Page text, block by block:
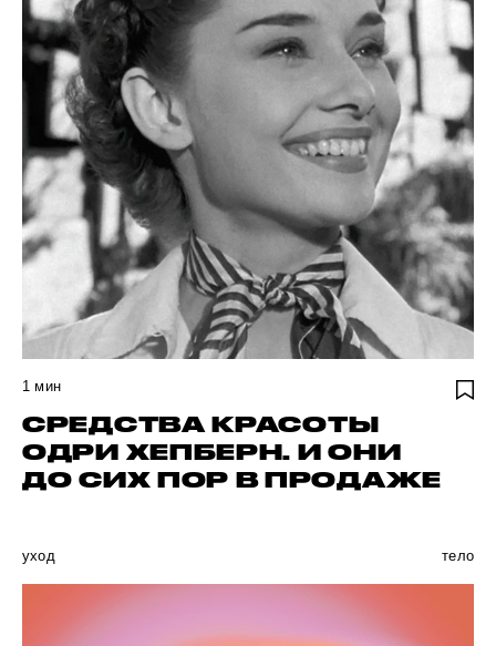
1 мин
СРЕДСТВА КРАСОТЫ
ОДРИ ХЕПБЕРН. И ОНИ
ДО СИХ ПОР В ПРОДАЖЕ
уход тело